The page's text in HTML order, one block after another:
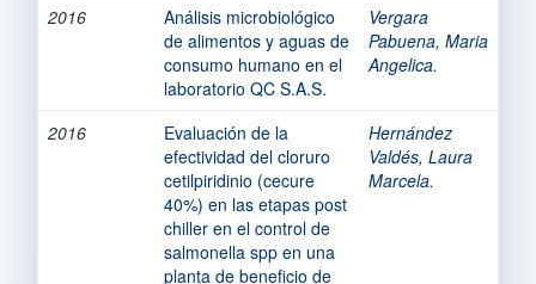
2016
Análisis microbiológico
de alimentos y aguas de
consumo humano en el
laboratorio QC S.A.S.
Vergara
Pabuena, Maria
Angelica.
2016
Evaluación de la
efectividad del cloruro
cetilpiridinio (cecure
40%) en las etapas post
chiller en el control de
salmonella spp en una
planta de beneficio de
Hernández
Valdés, Laura
Marcela.